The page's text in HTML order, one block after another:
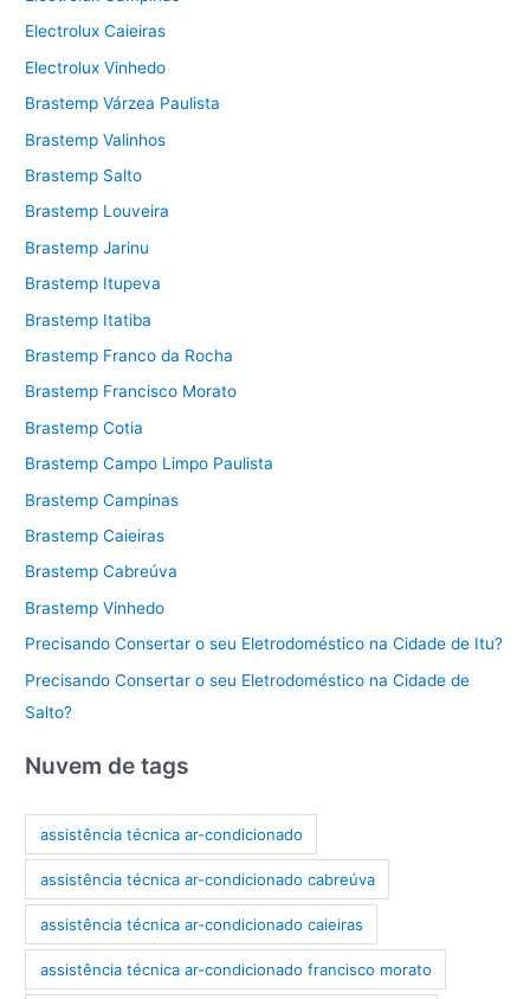
Electrolux Caieiras
Electrolux Vinhedo
Brastemp Várzea Paulista
Brastemp Valinhos
Brastemp Salto
Brastemp Louveira
Brastemp Jarinu
Brastemp Itupeva
Brastemp Itatiba
Brastemp Franco da Rocha
Brastemp Francisco Morato
Brastemp Cotia
Brastemp Campo Limpo Paulista
Brastemp Campinas
Brastemp Caieiras
Brastemp Cabreúva
Brastemp Vinhedo
Precisando Consertar o seu Eletrodoméstico na Cidade de Itu?
Precisando Consertar o seu Eletrodoméstico na Cidade de
Salto?
Nuvem de tags
assistência técnica ar-condicionado
assistência técnica ar-condicionado cabreúva
assistência técnica ar-condicionado caieiras
assistência técnica ar-condicionado francisco morato